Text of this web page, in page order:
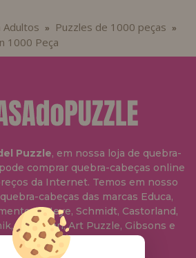
Adultos » Puzzles de 1000 peças »
1000 Peça
Puzzle, em nossa loja de quebra-
comprar quebra-cabeças online
da Internet. Temos em nosso
cabeças das marcas Educa,
Heye, Schmidt, Castorland,
Anatolian, Art Puzzle, Gibsons e
muito mais.